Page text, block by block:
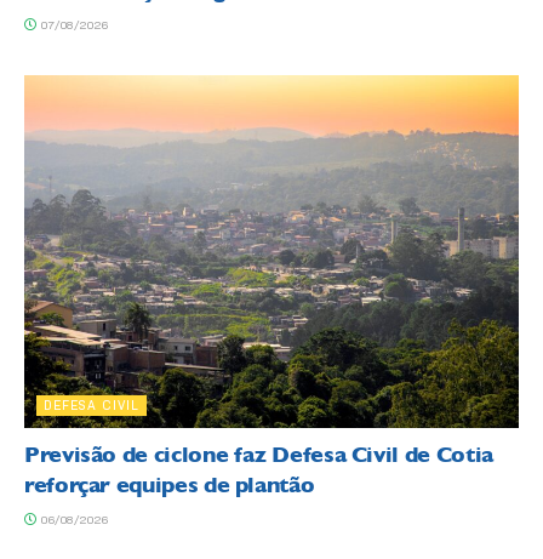
07/08/2026
DEFESA CIVIL
Previsão de ciclone faz Defesa Civil de Cotia
reforçar equipes de plantão
06/08/2026